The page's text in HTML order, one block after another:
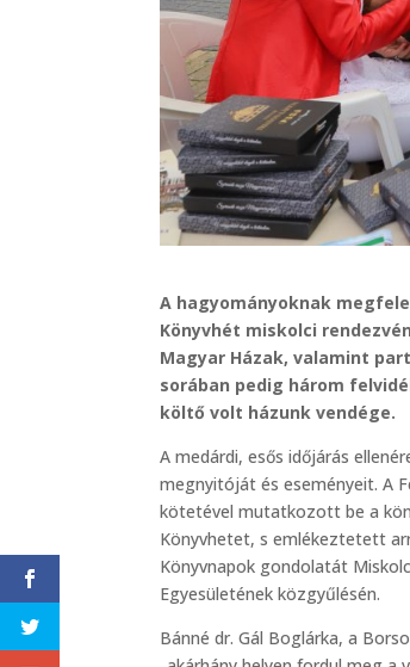
A hagyományoknak
Könyvhét miskolci
Magyar Házak, valamint
sorában pedig három
költő volt házunk vendége.
A medárdi, esős időjárás
megnyitóját és eseményeit. A
kötetével mutatkozott be a
Könyvhetet, s emlékeztetett
Könyvnapok gondolatát
Egyesületének közgyűlésén.
Bánné dr. Gál Boglárka, a